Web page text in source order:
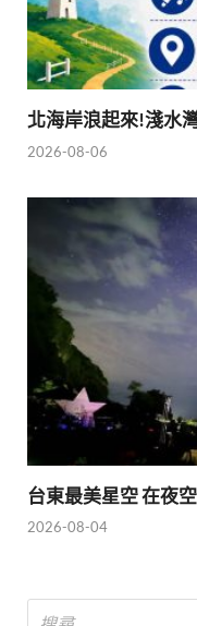
北海岸浪起來!淺水
2026-08-06
台東最美星空 在夜
2026-08-04